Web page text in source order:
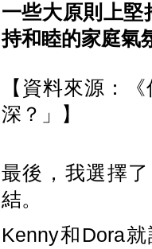
一些大原則上堅
持和睦的家庭氣
【資料來源：
深？」】
最後，我選擇
結。
Kenny和Dora